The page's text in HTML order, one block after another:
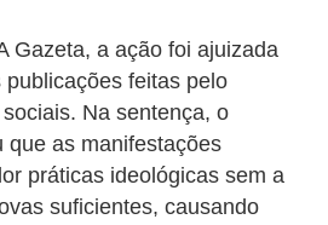
Gazeta, a ação foi ajuizada
feitas pelo
Na sentença, o
que as manifestações
práticas ideológicas sem a
suficientes, causando